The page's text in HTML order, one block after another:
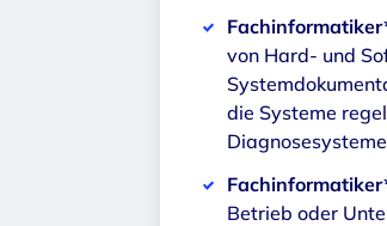
von Hard- und
die Systeme
Betrieb oder